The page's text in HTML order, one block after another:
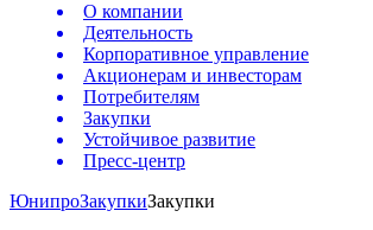
О компании
Деятельность
Корпоративное управление
Акционерам и инвесторам
Потребителям
Закупки
Устойчивое развитие
Пресс-центр
ЮнипроЗакупкиЗакупки